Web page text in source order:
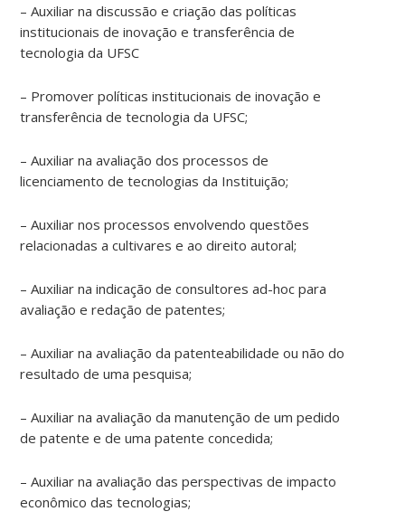
analisados,
exemplificou,
há
crescimento
considerável:
2010
foram
enquanto
em
foram
23.
De
acordo
a
diretora
DIT,
a
– Auxiliar na discussão e criação das políticas
institucionais de inovação e transferência de
tecnologia da UFSC
– Promover políticas institucionais de inovação e
transferência de tecnologia da UFSC;
– Auxiliar na avaliação dos processos de
licenciamento de tecnologias da Instituição;
– Auxiliar nos processos envolvendo questões
relacionadas a cultivares e ao direito autoral;
– Auxiliar na indicação de consultores ad-hoc para
avaliação e redação de patentes;
– Auxiliar na avaliação da patenteabilidade ou não do
resultado de uma pesquisa;
– Auxiliar na avaliação da manutenção de um pedido
de patente e de uma patente concedida;
– Auxiliar na avaliação das perspectivas de impacto
econômico das tecnologias;